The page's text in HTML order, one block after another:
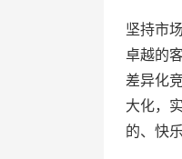
坚持市
卓越的
差异化
大化，
的、快